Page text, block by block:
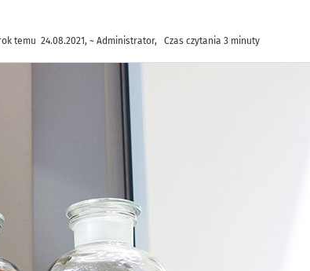
temu 24.08.2021, ~ Administrator, Czas czytania 3 minuty